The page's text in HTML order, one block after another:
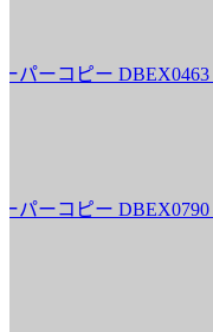
コピー DBEX0463 【
コピー DBEX0790 【